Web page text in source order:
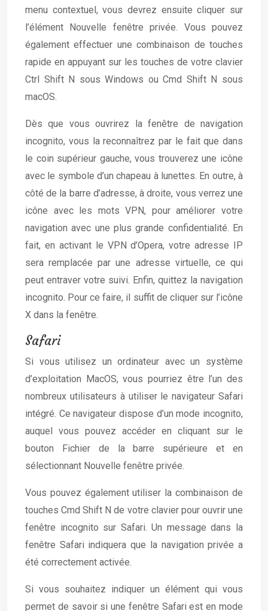
menu contextuel, vous devrez ensuite cliquer sur
l’élément Nouvelle fenêtre privée. Vous pouvez
également effectuer une combinaison de touches
rapide en appuyant sur les touches de votre clavier
Ctrl Shift N sous Windows ou Cmd Shift N sous
macOS.
Dès que vous ouvrirez la fenêtre de navigation
incognito, vous la reconnaîtrez par le fait que dans
le coin supérieur gauche, vous trouverez une icône
avec le symbole d’un chapeau à lunettes. En outre, à
côté de la barre d’adresse, à droite, vous verrez une
icône avec les mots VPN, pour améliorer votre
navigation avec une plus grande confidentialité. En
fait, en activant le VPN d’Opera, votre adresse IP
sera remplacée par une adresse virtuelle, ce qui
peut entraver votre suivi. Enfin, quittez la navigation
incognito. Pour ce faire, il suffit de cliquer sur l’icône
X dans la fenêtre.
Safari
Si vous utilisez un ordinateur avec un système
d’exploitation MacOS, vous pourriez être l’un des
nombreux utilisateurs à utiliser le navigateur Safari
intégré. Ce navigateur dispose d’un mode incognito,
auquel vous pouvez accéder en cliquant sur le
bouton Fichier de la barre supérieure et en
sélectionnant Nouvelle fenêtre privée.
Vous pouvez également utiliser la combinaison de
touches Cmd Shift N de votre clavier pour ouvrir une
fenêtre incognito sur Safari. Un message dans la
fenêtre Safari indiquera que la navigation privée a
été correctement activée.
Si vous souhaitez indiquer un élément qui vous
permet de savoir si une fenêtre Safari est en mode